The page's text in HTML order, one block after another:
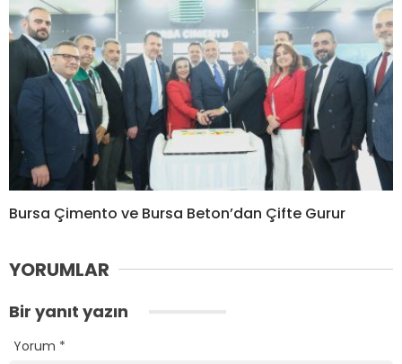
Bursa Çimento ve Bursa Beton’dan Çifte Gurur
YORUMLAR
Bir yanıt yazın
Yorum *